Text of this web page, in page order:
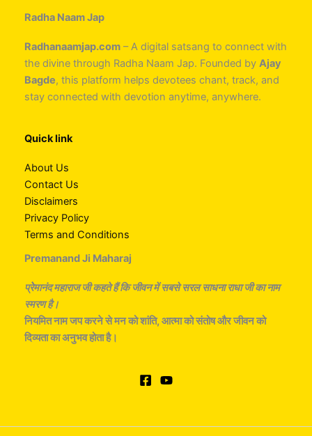
Radha Naam Jap
Radhanaamjap.com – A digital satsang to connect with
the divine through Radha Naam Jap. Founded by Ajay
Bagde, this platform helps devotees chant, track, and
stay connected with devotion anytime, anywhere.
Quick link
About Us
Contact Us
Disclaimers
Privacy Policy
Terms and Conditions
Premanand Ji Maharaj
प्रेेमानंद महाराज जी कहते हैं कि जीवन में सबसे सरल साधना राधाजीका नाम
स्मरण है।
नियमित नाम जप करने से मन को शांति, आत्मा को संतोष और जीवन को
दिव्यता का अनुभव होता है।